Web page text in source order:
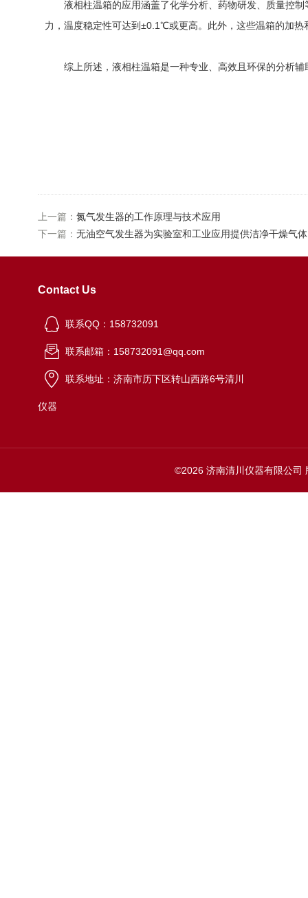
液相柱温箱的应用涵盖了化学分析、药物研发、质量控制
力，温度稳定性可达到±0.1℃或更高。此外，这些温箱的加
综上所述，液相柱温箱是一种专业、高效且环保的分析辅
上一篇： 氮气发生器的工作原理与技术应用
下一篇： 无油空气发生器为实验室和工业应用提供洁净干燥气体
Contact Us
联系QQ：158732091
联系邮箱：158732091@qq.com
联系地址：济南市历下区转山西路6号清川
仪器
©2026 济南清川仪器有限公